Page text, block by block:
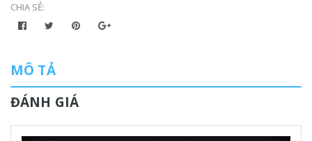
CHIA SẺ:
MÔ TẢ
ĐÁNH GIÁ